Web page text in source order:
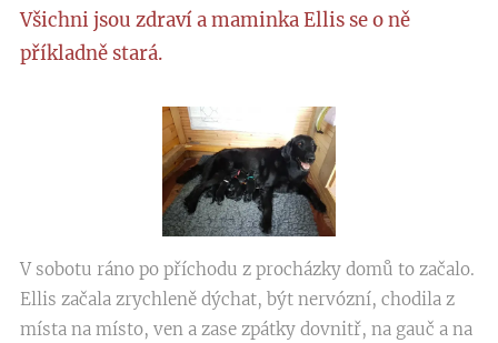
Všichni jsou zdraví a maminka Ellis se o ně
příkladně stará.
V sobotu ráno po příchodu z procházky domů to začalo.
Ellis začala zrychleně dýchat, být nervózní, chodila z
místa na místo, ven a zase zpátky dovnitř, na gauč a na